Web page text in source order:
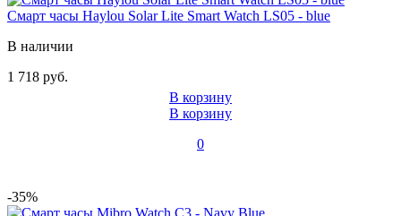
Смарт часы Haylou Solar Lite Smart Watch LS05 - blue
В наличии
1 718 руб.
В корзину
В корзину
0
-35%